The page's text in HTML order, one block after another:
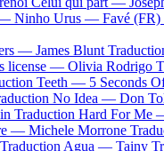
— Ninho Urus — Favé (FR)
— James Blunt
license — Olivia Rodrigo
Teeth — 5 Seconds
No Idea — Don
Traduction Hard For Me
— Michele Morrone
Traduction Agua — Tainy